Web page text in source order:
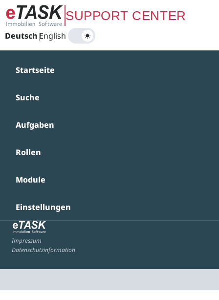
Zum Hauptinhalt springenSUPPORT CENTER
Deutsch|
English
Startseite
Suche
Aufgaben
Rollen
Module
Einstellungen
Impressum
Datenschutzinformation